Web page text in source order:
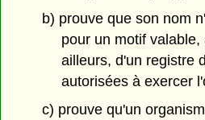
b) prouve que son nom
pour un motif valable,
ailleurs, d'un registre
autorisées à exercer
c) prouve qu'un